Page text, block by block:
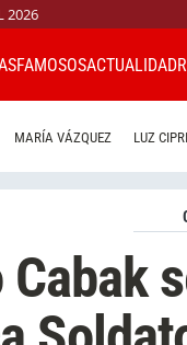
2026
FAMOSOSACTUALIDAD
MARÍA VÁZQUEZ LUZ